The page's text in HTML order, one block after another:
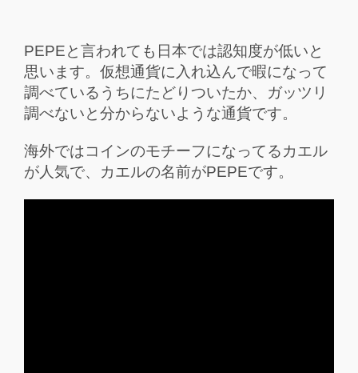
PEPEと言われても日本では認知度が低いと
思います。仮想通貨に入れ込んで暇になって
調べているうちにたどりついたか、ガッツリ
調べないと分からないような通貨です。
海外ではコインのモチーフになってるカエル
が人気で、カエルの名前がPEPEです。